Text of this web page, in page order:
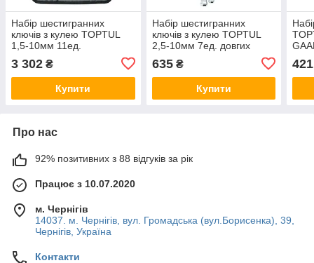
Набір шестигранних
ключів з кулею TOPTUL
1,5-10мм 11ед.
GPAQ1101
3 302 ₴
Купити
Набір шестигранних
ключів з кулею TOPTUL
2,5-10мм 7ед. довгих
635₴
Купити
421
Про нас
92% позитивних з 88 відгуків за рік
Працює з 10.07.2020
м. Чернігів
14037. м. Чернігів, вул. Громадська (вул.Борисенка), 39,
Чернігів, Україна
Контакти